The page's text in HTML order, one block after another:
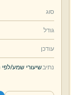
סוג
גודל
עודכן
נתיבשיעורי שמע/